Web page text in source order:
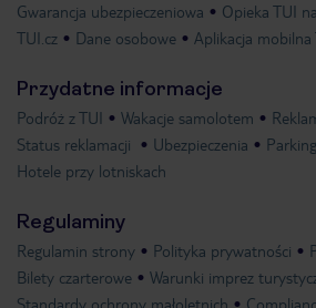
Gwarancja ubezpieczeniowa
Opieka TUI
TUI.cz
Dane osobowe Aplikacja mobilna
Przydatne informacje
Podróż z TUI Wakacje samolotem
Status reklamacji
Ubezpieczenia
Hotele przy lotniskach
Regulaminy
Regulamin strony Polityka prywatności
Bilety czarterowe
Warunki imprez
Standardy ochrony małoletnich